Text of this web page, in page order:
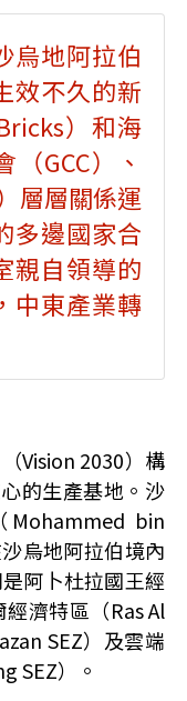
烏地阿拉伯
效不久的新
）和海
GCC）、
層層關係運
多邊國家合
親自領導的
中東產業轉
Vision 2030）構
的生產基地。沙
bin
烏地阿拉伯境內
阿卜杜拉國王經
經濟特區（Ras Al
SEZ）及雲端
SEZ）。